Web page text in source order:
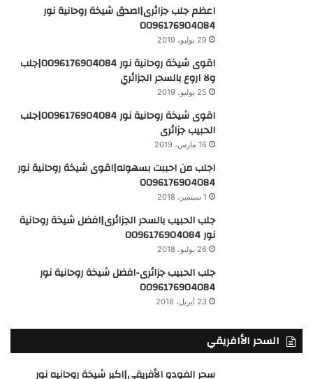
اعظم جلب جزائرى|اصدق شيخة روحانية نور
0096176904084
29 يوليو، 2019
اقوى شيخة روحانية نور 0096176904084|جلب
ولا اروع بالسحر الجزائري
25 يوليو، 2019
اقوى شيخة روحانية نور 0096176904084|جلب
الحبيب جزائرى
16 مارس، 2019
اجلب من احببت بسهوله|اقوى شيخة روحانية نور
0096176904084
1 سبتمبر، 2018
جلب الحبيب بالسحر الجزائرى|افضل شيخة روحانية
نور 0096176904084
26 يوليو، 2018
جلب الحبيب جزائرى-افضل شيخة روحانية نور
0096176904084
23 أبريل، 2018
السحر الأافريقي
سحر الفودو الأفريقي|اكبر شيخة روحانيه نور